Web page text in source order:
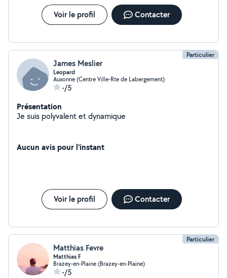
Voir le profil Contacter
Particulier
James Meslier
Leopard
Auxonne (Centre Ville-Rte de Labergement)
-/5
Présentation
Je suis polyvalent et dynamique
Aucun avis pour l'instant
Voir le profil Contacter
Particulier
Matthias Fevre
Matthias F
Brazey-en-Plaine (Brazey-en-Plaine)
-/5